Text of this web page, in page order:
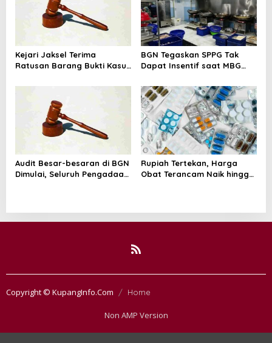
Kejari Jaksel Terima
Ratusan Barang Bukti Kasus
Jokowi
BGN Tegaskan SPPG Tak
Dapat Insentif saat MBG
Audit Besar-besaran di BGN
Dimulai, Seluruh Pengadaan
Rupiah Tertekan, Harga
Obat Terancam Naik hingga
Copyright © KupangInfo.Com Home
Non AMP Version